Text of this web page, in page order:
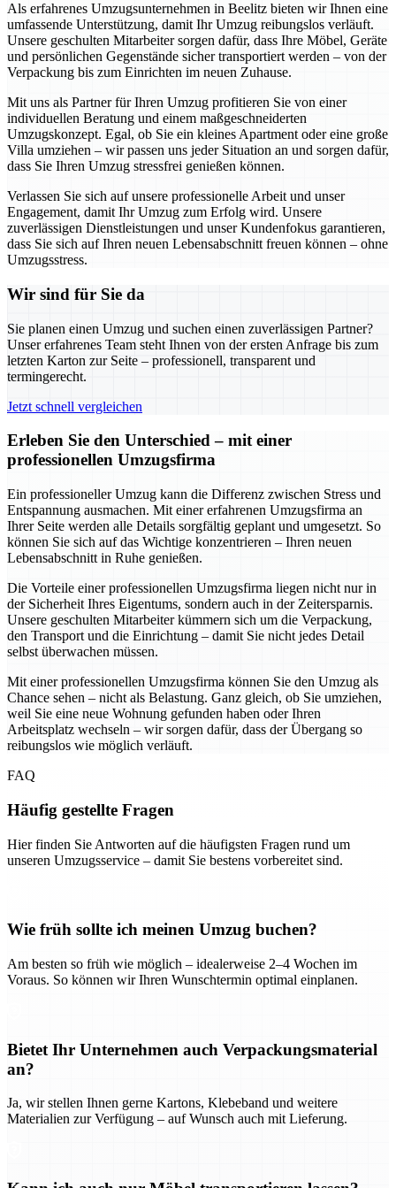
Als erfahrenes Umzugsunternehmen in Beelitz bieten wir Ihnen eine
umfassende Unterstützung, damit Ihr Umzug reibungslos verläuft.
Unsere geschulten Mitarbeiter sorgen dafür, dass Ihre Möbel, Geräte
und persönlichen Gegenstände sicher transportiert werden – von der
Verpackung bis zum Einrichten im neuen Zuhause.
Mit uns als Partner für Ihren Umzug profitieren Sie von einer
individuellen Beratung und einem maßgeschneiderten
Umzugskonzept. Egal, ob Sie ein kleines Apartment oder eine große
Villa umziehen – wir passen uns jeder Situation an und sorgen dafür,
dass Sie Ihren Umzug stressfrei genießen können.
Verlassen Sie sich auf unsere professionelle Arbeit und unser
Engagement, damit Ihr Umzug zum Erfolg wird. Unsere
zuverlässigen Dienstleistungen und unser Kundenfokus garantieren,
dass Sie sich auf Ihren neuen Lebensabschnitt freuen können – ohne
Umzugsstress.
Wir sind für Sie da
Sie planen einen Umzug und suchen einen zuverlässigen Partner?
Unser erfahrenes Team steht Ihnen von der ersten Anfrage bis zum
letzten Karton zur Seite – professionell, transparent und
termingerecht.
Jetzt schnell vergleichen
Erleben Sie den Unterschied – mit einer
professionellen Umzugsfirma
Ein professioneller Umzug kann die Differenz zwischen Stress und
Entspannung ausmachen. Mit einer erfahrenen Umzugsfirma an
Ihrer Seite werden alle Details sorgfältig geplant und umgesetzt. So
können Sie sich auf das Wichtige konzentrieren – Ihren neuen
Lebensabschnitt in Ruhe genießen.
Die Vorteile einer professionellen Umzugsfirma liegen nicht nur in
der Sicherheit Ihres Eigentums, sondern auch in der Zeitersparnis.
Unsere geschulten Mitarbeiter kümmern sich um die Verpackung,
den Transport und die Einrichtung – damit Sie nicht jedes Detail
selbst überwachen müssen.
Mit einer professionellen Umzugsfirma können Sie den Umzug als
Chance sehen – nicht als Belastung. Ganz gleich, ob Sie umziehen,
weil Sie eine neue Wohnung gefunden haben oder Ihren
Arbeitsplatz wechseln – wir sorgen dafür, dass der Übergang so
reibungslos wie möglich verläuft.
FAQ
Häufig gestellte Fragen
Hier finden Sie Antworten auf die häufigsten Fragen rund um
unseren Umzugsservice – damit Sie bestens vorbereitet sind.
Wie früh sollte ich meinen Umzug buchen?
Am besten so früh wie möglich – idealerweise 2–4 Wochen im
Voraus. So können wir Ihren Wunschtermin optimal einplanen.
Bietet Ihr Unternehmen auch Verpackungsmaterial
an?
Ja, wir stellen Ihnen gerne Kartons, Klebeband und weitere
Materialien zur Verfügung – auf Wunsch auch mit Lieferung.